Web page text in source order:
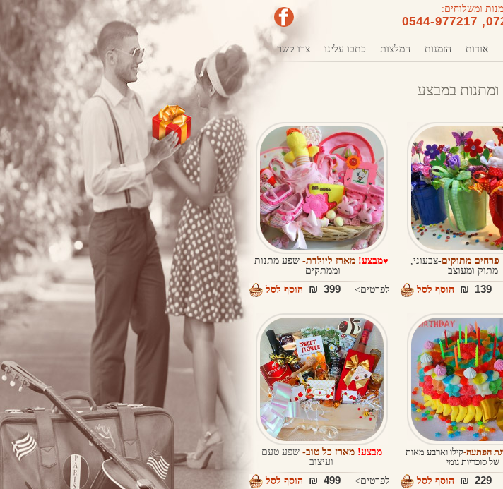
ומשלוחים:
072-
אודות הזמנות המלצות כתבו עלינו צרו קשר
ומתנות במבצע
פרחים מתוקים-צבעוני,
מתוק ומעוצב
139 ₪ הוסף לסל
♥מבצע! מארז ליולדת-שפע מתנות
וממתקים
לפרטים>399 ₪ הוסף לסל
הפתעה-קילו וארבע מאות
של סוכריות גומי
229 ₪ הוסף לסל
מבצע! מארז כל טוב-שפע טעם
ועיצוב
לפרטים>499 ₪ הוסף לסל